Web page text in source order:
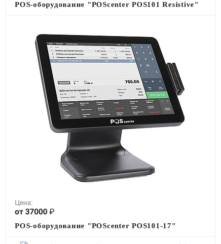
POS-оборудование "POScenter POS101 Resistive"
Цена:
от 37000 ₽
POS-оборудование "POScenter POS101-17"